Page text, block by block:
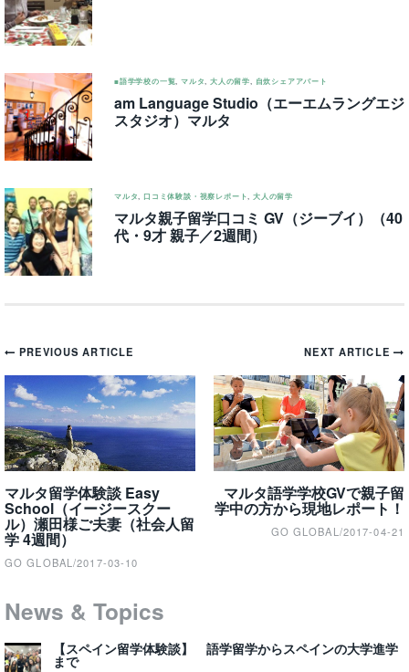
■語学学校の一覧,マルタ,大人の留学, 自炊シェアアパート
am Language Studio（エーエムラングエジ
スタジオ）マルタ
マルタ, 口コミ体験談・視察レポート,大人の留学
マルタ親子留学口コミ GV（ジーブイ）（40
代・9才 親子／2週間）
Post
navigation
NEXT ARTICLE
マルタ語学学校GVで親子留
学中の方から現地レポート！
GO GLOBAL /2017-04-21
PREVIOUS ARTICLE
マルタ留学体験談 Easy
School（イージースクー
ル）瀬田様ご夫妻（社会人留
学 4週間）
GO GLOBAL/2017-03-10
News & Topics
【スペイン留学体験談】 語学留学からスペインの大学進学
まで